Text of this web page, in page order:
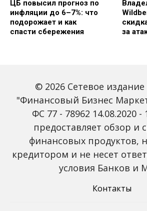
ЦБ повысил прогноз по
инфляции до 6–7%: что
подорожает и как
спасти сбережения
за
Объем наличных у
россиян в июле вырос
на 43%: что стоит за
рекордным спросом на
С
© 2026 Сетевое
"Финансовый Бизнес
ФС 77 - 78962 14.08.2020 -
предоставляет обзор и
финансовых продуктов,
кредитором и не несет
условия Банков и
Контакты